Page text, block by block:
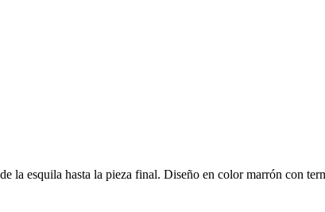
la esquila hasta la pieza final. Diseño en color marrón con